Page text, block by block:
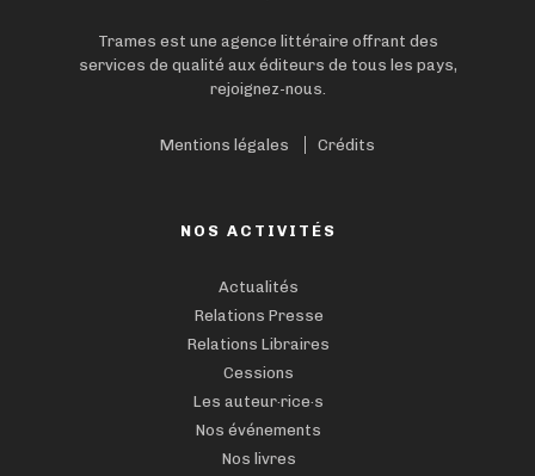
Trames est une agence littéraire offrant des
services de qualité aux éditeurs de tous les pays,
rejoignez-nous.
Mentions légales Crédits
NOS ACTIVITÉS
Actualités
Relations Presse
Relations Libraires
Cessions
Les auteur·rice·s
Nos événements
Nos livres